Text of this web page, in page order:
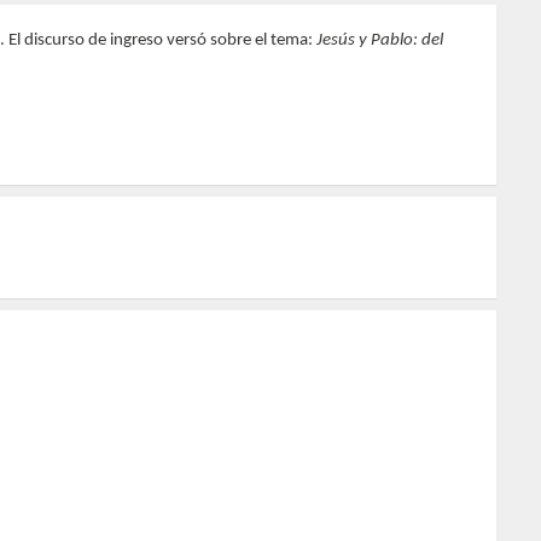
discurso de ingreso versó sobre el tema: Jesús y Pablo: del